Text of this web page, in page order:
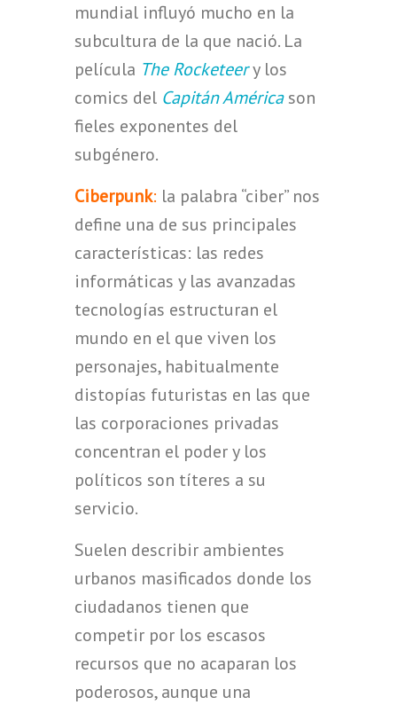
mundial influyó mucho en la
subcultura de la que nació. La
película The Rocketeery los
comics del Capitán América son
fieles exponentes del
subgénero.
Ciberpunk: la palabra “ciber” nos
define una de sus principales
características: las redes
informáticas y las avanzadas
tecnologías estructuran el
mundo en el que viven los
personajes, habitualmente
distopías futuristas en las que
las corporaciones privadas
concentran el poder y los
políticos son títeres a su
servicio.
Suelen describir ambientes
urbanos masificados donde los
ciudadanos tienen que
competir por los escasos
recursos que no acaparan los
poderosos, aunque una